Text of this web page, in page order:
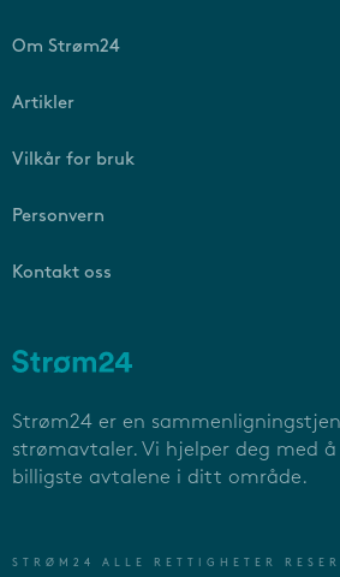
Strøm24 er en
strømavtaler. Vi hjelper deg med
billigste avtalene i ditt område.
STRØM24 ALLE RETTIGHETER
Om Strøm24
Artikler
Vilkår for bruk
Personvern
Kontakt oss